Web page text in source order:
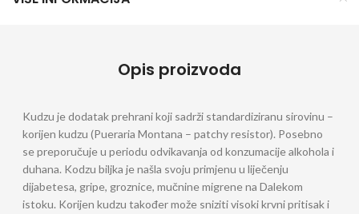
Opis proizvoda
Kudzu je dodatak prehrani koji sadrži standardiziranu sirovinu –
korijen kudzu (Pueraria Montana – patchy resistor). Posebno
se preporučuje u periodu odvikavanja od konzumacije alkohola i
duhana. Kodzu biljka je našla svoju primjenu u liječenju
dijabetesa, gripe, groznice, mučnine migrene na Dalekom
istoku. Korijen kudzu također može sniziti visoki krvni pritisak i